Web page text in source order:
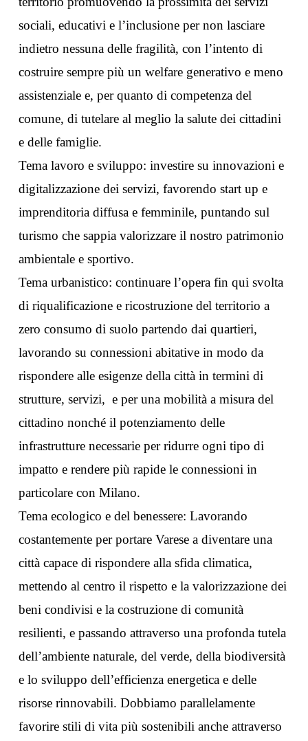
sociali, educativi e l’inclusione per non lasciare
indietro nessuna delle fragilità, con l’intento di
costruire sempre più un welfare generativo e meno
assistenziale e, per quanto di competenza del
comune, di tutelare al meglio la salute dei cittadini
e delle famiglie.
Tema lavoro e sviluppo: investire su innovazioni e
digitalizzazione dei servizi, favorendo start up e
imprenditoria diffusa e femminile, puntando sul
turismo che sappia valorizzare il nostro patrimonio
ambientale e sportivo.
Tema urbanistico: continuare l’opera fin qui svolta
di riqualificazione e ricostruzione del territorio a
zero consumo di suolo partendo dai quartieri,
lavorando su connessioni abitative in modo da
rispondere alle esigenze della città in termini di
strutture, servizi, e per una mobilità a misura del
cittadino nonché il potenziamento delle
infrastrutture necessarie per ridurre ogni tipo di
impatto e rendere più rapide le connessioni in
particolare con Milano.
Tema ecologico e del benessere: Lavorando
costantemente per portare Varese a diventare una
città capace di rispondere alla sfida climatica,
mettendo al centro il rispetto e la valorizzazione dei
beni condivisi e la costruzione di comunità
resilienti, e passando attraverso una profonda tutela
dell’ambiente naturale, del verde, della biodiversità
e lo sviluppo dell’efficienza energetica e delle
risorse rinnovabili. Dobbiamo parallelamente
favorire stili di vita più sostenibili anche attraverso